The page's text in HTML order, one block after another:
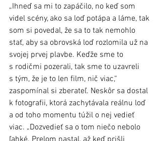
„Ihneď sa mi to zapáčilo, no keď som
videl scény, ako sa loď potápa a láme, tak
som si povedal, že sa to tak nemohlo
stať, aby sa obrovská loď rozlomila už na
svojej prvej plavbe. Keďže sme to
s rodičmi pozerali, tak sme to uzavreli
s tým, že je to len film, nič viac,“
zaspomínal si zberateľ. Neskôr sa dostal
k fotografii, ktorá zachytávala reálnu loď
a od toho momentu túžil o nej vedieť
viac. „Dozvedieť sa o tom niečo nebolo